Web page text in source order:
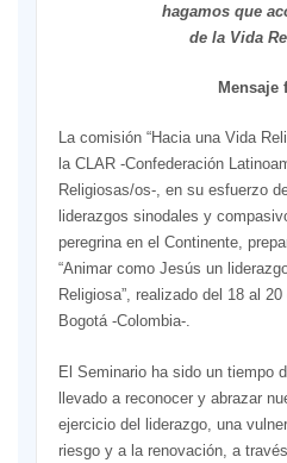
hagamos que
de la Vida
Mensaje
La comisión “Hacia una Vida
la CLAR -Confederación
Religiosas/os-, en su esfuerzo
liderazgos sinodales y
peregrina en el Continente,
“Animar como Jesús un
Religiosa”, realizado del 18 al
Bogotá -Colombia-.
El Seminario ha sido un tiempo
llevado a reconocer y abrazar
ejercicio del liderazgo, una
riesgo y a la renovación, a